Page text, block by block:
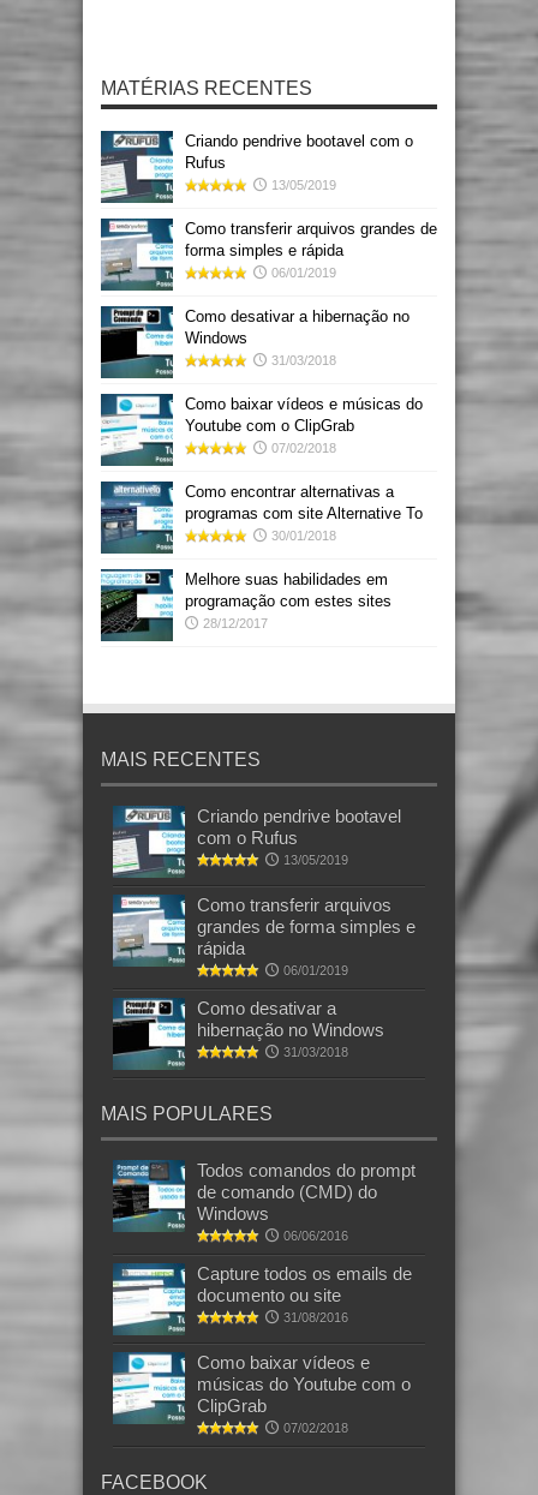
MATÉRIAS RECENTES
Criando pendrive bootavel com o
Rufus
13/05/2019
Como transferir arquivos grandes de
forma simples e rápida
06/01/2019
Como desativar a hibernação no
Windows
31/03/2018
Como baixar vídeos e músicas do
Youtube com o ClipGrab
07/02/2018
Como encontrar alternativas a
programas com site Alternative To
30/01/2018
Melhore suas habilidades em
programação com estes sites
28/12/2017
MAIS RECENTES
Criando pendrive bootavel
com o Rufus
13/05/2019
Como transferir arquivos
grandes de forma simples e
rápida
06/01/2019
Como desativar a
hibernação no Windows
31/03/2018
MAIS POPULARES
Todos comandos do prompt
de comando (CMD) do
Windows
06/06/2016
Capture todos os emails de
documento ou site
31/08/2016
Como baixar vídeos e
músicas do Youtube com o
ClipGrab
07/02/2018
FACEBOOK